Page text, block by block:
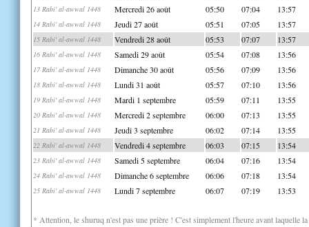
13 Rabi' al-awwal 1448 Mercredi 26 août 05:50 07:04 13:57
14 Rabi' al-awwal 1448 Jeudi 27 août 05:51 07:05 13:57
15 Rabi' al-awwal 1448 Vendredi 28 août 05:53 07:07 13:57
16 Rabi' al-awwal 1448 Samedi 29 août 05:54 07:08 13:56
17 Rabi' al-awwal 1448 Dimanche 30 août 05:56 07:09 13:56
18 Rabi' al-awwal 1448 Lundi 31 août 05:57 07:10 13:56
19 Rabi' al-awwal 1448 Mardi 1 septembre 05:59 07:11 13:55
20 Rabi' al-awwal 1448 Mercredi 2 septembre 06:00 07:13 13:55
21 Rabi' al-awwal 1448 Jeudi 3 septembre 06:02 07:14 13:55
22 Rabi' al-awwal 1448 Vendredi 4 septembre 06:03 07:15 13:54
23 Rabi' al-awwal 1448 Samedi 5 septembre 06:04 07:16 13:54
24 Rabi' al-awwal 1448 Dimanche 6 septembre 06:06 07:18 13:54
25 Rabi' al-awwal 1448 Lundi 7 septembre 06:07 07:19 13:53
* Attention, le shuruq n'est pas une prière ! C'est simplement l'heure avant laquelle